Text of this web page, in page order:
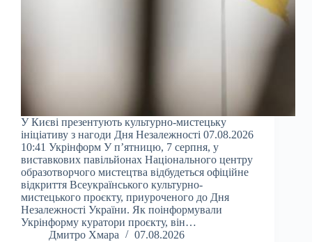
У Києві презентують культурно-мистецьку
ініціативу з нагоди Дня Незалежності 07.08.2026
10:41 Укрінформ У п’ятницю, 7 серпня, у
виставкових павільйонах Національного центру
образотворчого мистецтва відбудеться офіційне
відкриття Всеукраїнського культурно-
мистецького проєкту, приуроченого до Дня
Незалежності України. Як поінформували
Укрінформу куратори проєкту, він…
Дмитро Хмара
07.08.2026